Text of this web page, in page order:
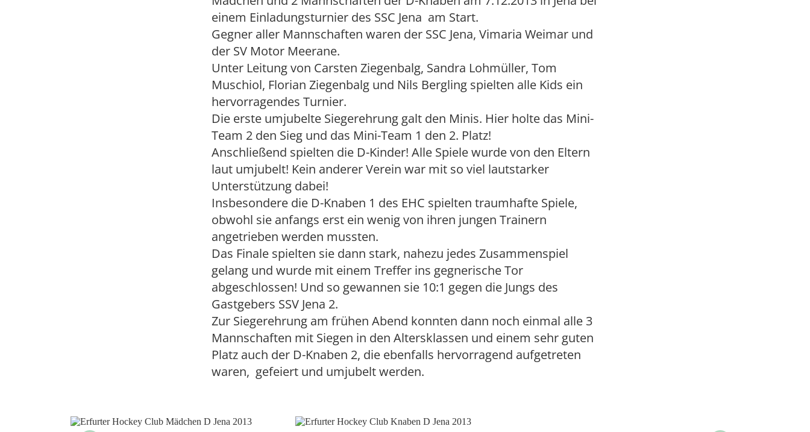
einem Einladungsturnier des SSC Jena am Start.
Gegner aller Mannschaften waren der SSC Jena, Vimaria Weimar und
der SV Motor Meerane.
Unter Leitung von Carsten Ziegenbalg, Sandra Lohmüller, Tom
Muschiol, Florian Ziegenbalg und Nils Bergling spielten alle Kids ein
hervorragendes Turnier.
Die erste umjubelte Siegerehrung galt den Minis. Hier holte das Mini-
Team 2 den Sieg und das Mini-Team 1 den 2. Platz!
Anschließend spielten die D-Kinder! Alle Spiele wurde von den Eltern
laut umjubelt! Kein anderer Verein war mit so viel lautstarker
Unterstützung dabei!
Insbesondere die D-Knaben 1 des EHC spielten traumhafte Spiele,
obwohl sie anfangs erst ein wenig von ihren jungen Trainern
angetrieben werden mussten.
Das Finale spielten sie dann stark, nahezu jedes Zusammenspiel
gelang und wurde mit einem Treffer ins gegnerische Tor
abgeschlossen! Und so gewannen sie 10:1 gegen die Jungs des
Gastgebers SSV Jena 2.
Zur Siegerehrung am frühen Abend konnten dann noch einmal alle 3
Mannschaften mit Siegen in den Altersklassen und einem sehr guten
Platz auch der D-Knaben 2, die ebenfalls hervorragend aufgetreten
waren, gefeiert und umjubelt werden.